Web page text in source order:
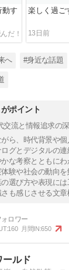
動す
楽しく過ご
13日前
へ #身近な話題
ポイント
交流と情報追求の
ら、時代背景や
グとデジタルの
な考察とともに
験や社会の動向
選び方や表現に
も感じさせる文章
160 月間IN:650
ールド